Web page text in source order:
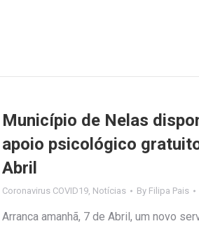
Município de Nelas
apoio psicológico
Abril
Coronavirus COVID19 Notícias By Filipa Pais
Arranca amanhã, 7 de Abril, um novo